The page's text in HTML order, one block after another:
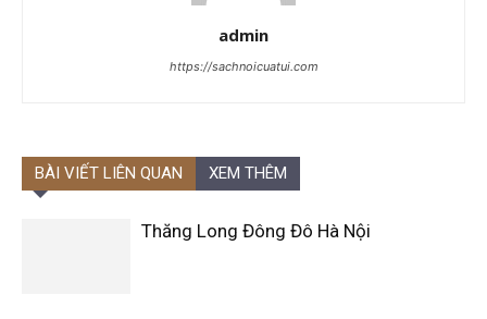
admin
https://sachnoicuatui.com
BÀI VIẾT LIÊN QUAN XEM THÊM
Thăng Long Đông Đô Hà Nội